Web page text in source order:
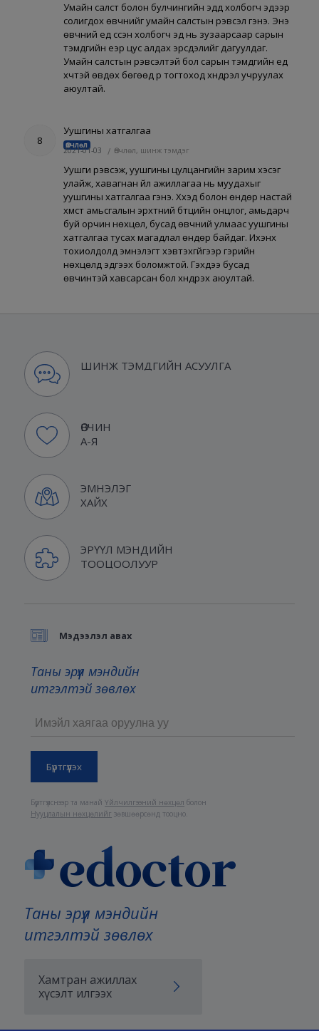
Умайн салст болон булчингийн эдүүд холбогч эдээр
солигдох өвчнийг умайн салстын үрэвсэл гэнэ. Энэ
өвчний үед үүссэн холбогч эд нь зузаарсаар сарын
тэмдгийн үеэр цус алдах эрсдэлийг дагуулдаг.
Умайн салстын үрэвсэлтэй бол сарын тэмдгийн үед
хүчтэй өвдөх бөгөөд үр тогтоход хүндрэл учруулах
аюултай.
8
Уушгины хатгалгаа
Өвчлөл
2021-01-03 / Өвчлөл, шинж тэмдэг
Уушги үрэвсэж, уушгины цулцангийн зарим хэсэг
улайж, хавагнан үйл ажиллагаа нь муудахыг
уушгины хатгалгаа гэнэ. Хүүхэд болон өндөр настай
хүмүүст амьсгалын эрхтний бүтцийн онцлог, амьдарч
буй орчин нөхцөл, бусад өвчний улмаас уушгины
хатгалгаа тусах магадлал өндөр байдаг. Ихэнх
тохиолдолд эмнэлэгт хэвтэхгүйгээр гэрийн
нөхцөлд эдгээх боломжтой. Гэхдээ бусад
өвчинтэй хавсарсан бол хүндрэх аюултай.
ШИНЖ ТЭМДГИЙН АСУУЛГА
ӨВЧИН
А-Я
ЭМНЭЛЭГ
ХАЙХ
ЭРҮҮЛ МЭНДИЙН
ТООЦООЛУУР
Таны эрүүл мэндийн
итгэлтэй зөвлөх
Хамтран ажиллах
хүсэлт илгээх
Мэдээлэл авах
Таны эрүүл мэндийн
итгэлтэй зөвлөх
Бүртгүүлснээр та манайҮйлчилгээний нөхцөл болон
Нууцлалын нөхцөлийг зөвшөөрсөнд тооцно.